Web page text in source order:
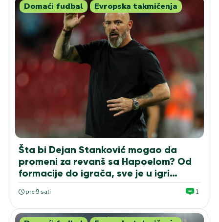
Domaći fudbal Evropska takmičenja
Šta bi Dejan Stanković mogao da
promeni za revanš sa Hapoelom? Od
formacije do igrača, sve je u igri…
pre 9 sati 1